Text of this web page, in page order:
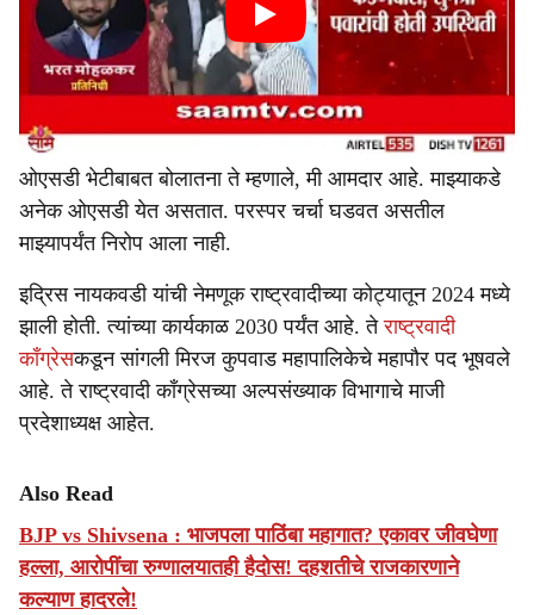
ओएसडी भेटीबाबत बोलातना ते म्हणाले, मी आमदार आहे. माझ्याकडे
अनेक ओएसडी येत असतात. परस्पर चर्चा घडवत असतील
माझ्यापर्यंत निरोप आला नाही.
इद्रिस नायकवडी यांची नेमणूक राष्ट्रवादीच्या कोट्यातून 2024 मध्ये
झाली होती. त्यांच्या कार्यकाळ 2030 पर्यंत आहे. तेराष्ट्रवादी
काँग्रेसकडून सांगली मिरज कुपवाड महापालिकेचे महापौर पद भूषवले
आहे. ते राष्ट्रवादी काँग्रेसच्या अल्पसंख्याक विभागाचे माजी
प्रदेशाध्यक्ष आहेत.
Also Read
BJP vs Shivsena : भाजपला पाठिंबा महागात? एकावर जीवघेणा
हल्ला, आरोपींचा रुग्णालयातही हैदोस! दहशतीचे राजकारणाने
कल्याण हादरले!